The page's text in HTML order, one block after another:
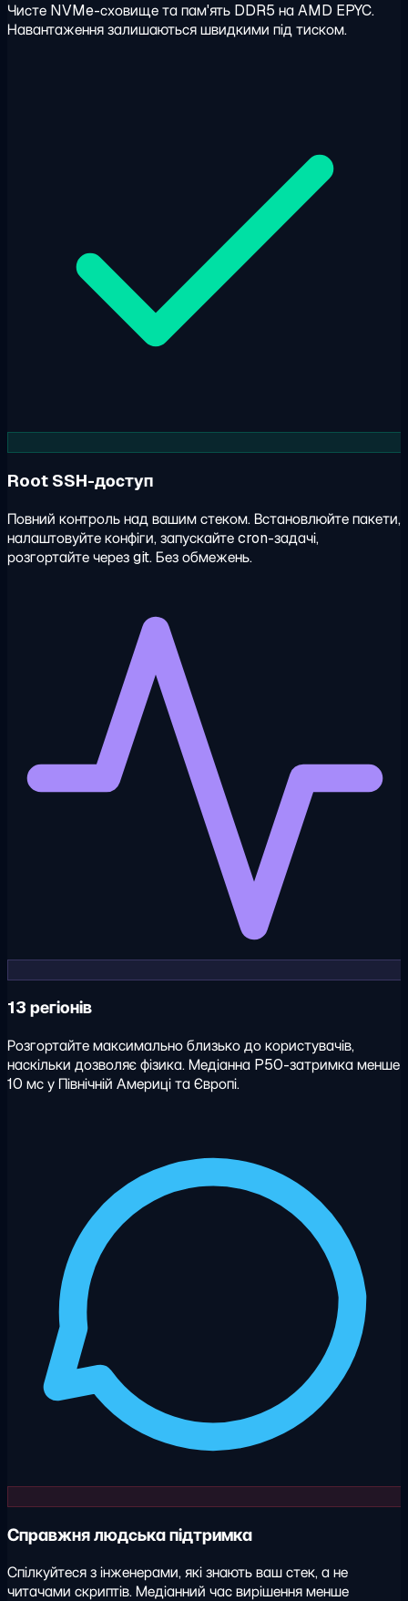
Чисте NVMe-сховище та пам'ять DDR5 на AMD EPYC.
Навантаження залишаються швидкими під тиском.
Root SSH-доступ
Повний контроль над вашим стеком. Встановлюйте пакети,
налаштовуйте конфіги, запускайте cron-задачі,
розгортайте через git. Без обмежень.
13 регіонів
Розгортайте максимально близько до користувачів,
наскільки дозволяє фізика. Медіанна P50-затримка менше
10 мс у Північній Америці та Європі.
Справжня людська підтримка
Спілкуйтеся з інженерами, які знають ваш стек, а не
читачами скриптів. Медіанний час вирішення менше